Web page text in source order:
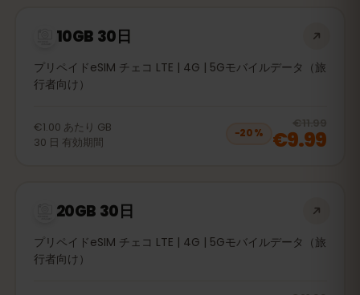
10GB 30日
プリペイドeSIM チェコ LTE | 4G | 5Gモバイルデータ（旅
行者向け）
€1.00 あたり GB
30 日 有効期間
−20%
€11.99
€9.99
20GB 30日
プリペイドeSIM チェコ LTE | 4G | 5Gモバイルデータ（旅
行者向け）